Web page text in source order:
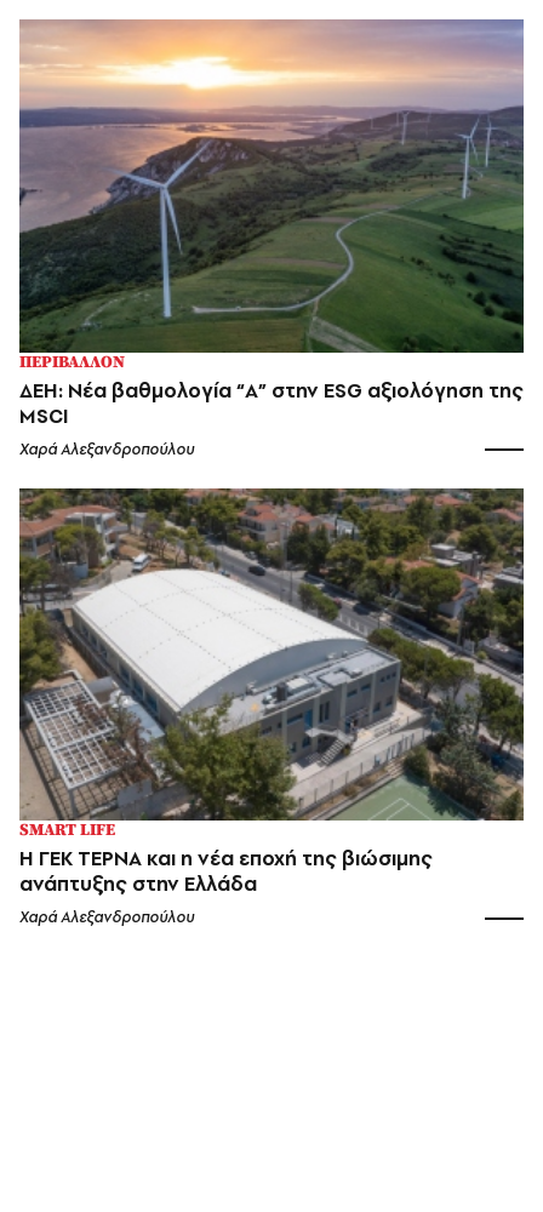
ΠΕΡΙΒΑΛΛΟΝ
ΔΕΗ: Νέα βαθμολογία “A” στην ESG αξιολόγηση της
MSCI
Χαρά Αλεξανδροπούλου
SMART LIFE
Η ΓΕΚ ΤΕΡΝΑ και η νέα εποχή της βιώσιμης
ανάπτυξης στην Ελλάδα
Χαρά Αλεξανδροπούλου